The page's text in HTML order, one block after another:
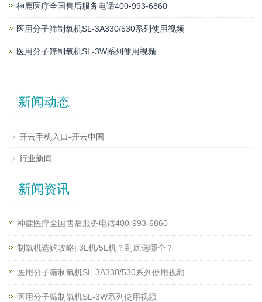
神鹿医疗全国售后服务电话400-993-6860
医用分子筛制氧机SL-3A330/530系列使用视频
医用分子筛制氧机SL-3W系列使用视频
新闻动态
开云手机入口-开云中国
行业新闻
新闻资讯
神鹿医疗全国售后服务电话400-993-6860
制氧机选购攻略| 3L机/5L机？到底选哪个？
医用分子筛制氧机SL-3A330/530系列使用视频
医用分子筛制氧机SL-3W系列使用视频